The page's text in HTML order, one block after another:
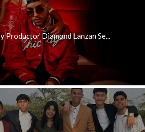
Productor Diamond Lanzan Se...